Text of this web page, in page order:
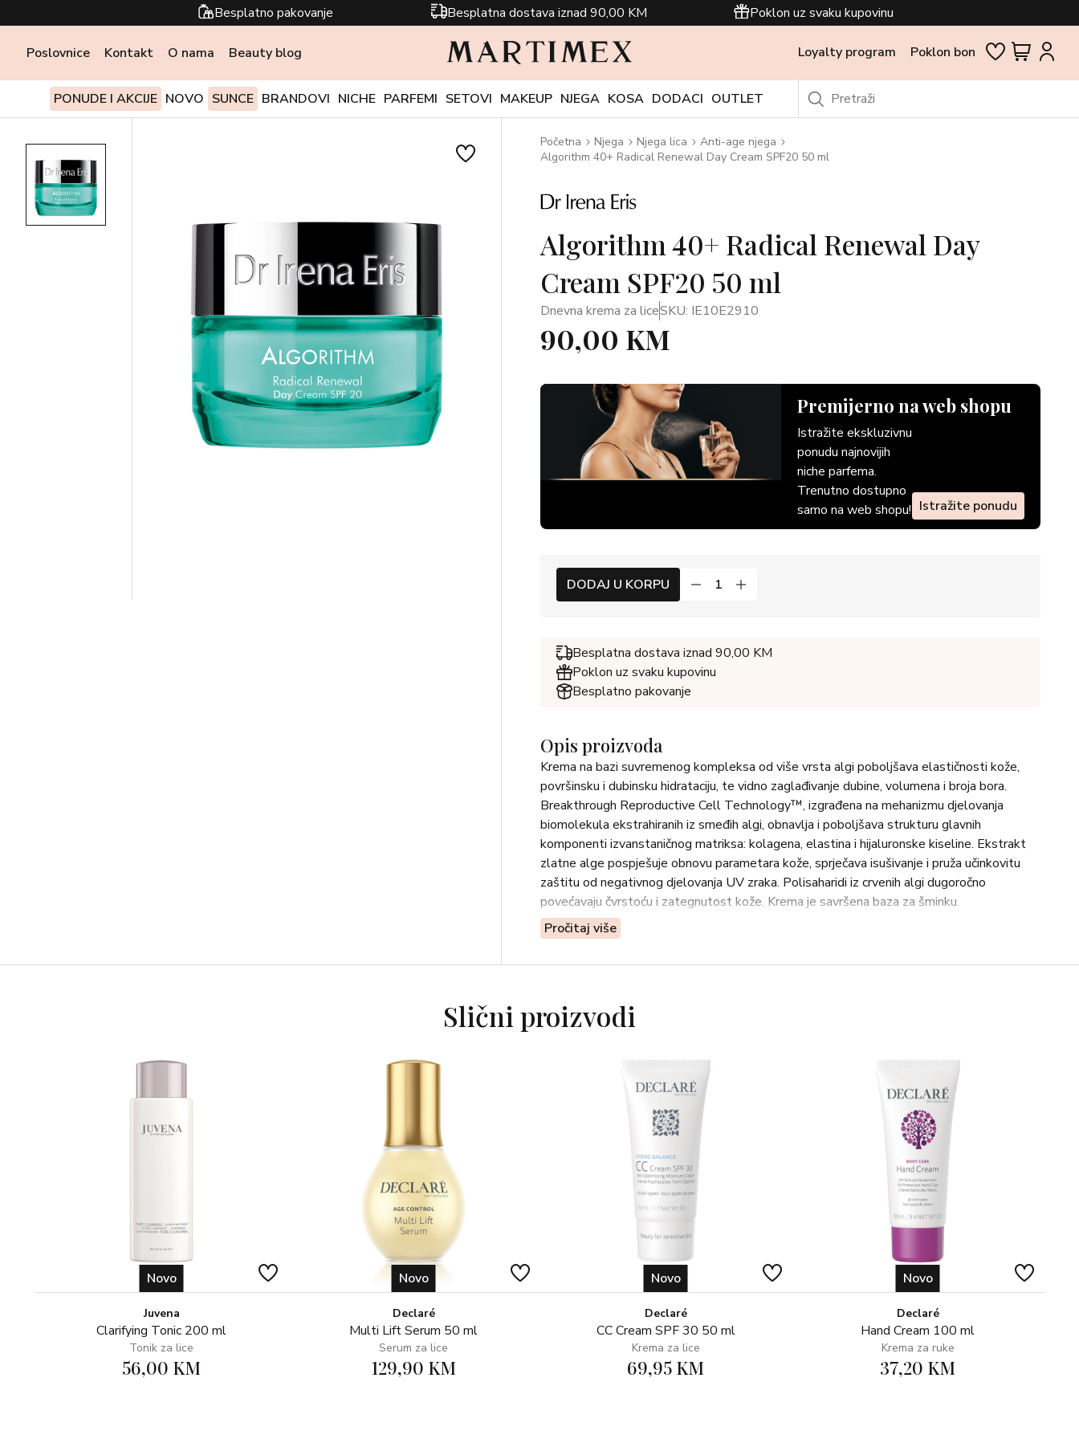
Besplatno pakovanje Besplatna dostava iznad 90,00 KM Poklon uz svaku kupovinu
Poslovnice Kontakt O nama Beauty blog Loyalty program Poklon bon
PONUDE I AKCIJE NOVO SUNCE BRANDOVI NICHE PARFEMI SETOVI MAKEUP NJEGA KOSA DODACI OUTLET
Početna Njega Njega lica
Anti-age njega
Algorithm 40+ Radical Renewal Day Cream SPF20 50 ml
Algorithm 40+ Radical Renewal Day
Cream SPF20 50 ml
Dnevna krema za liceSKU: IE10E2910
90,00 KM
Premijerno na web shopu
Istražite ekskluzivnu
ponudu najnovijih
niche parfema.
Trenutno dostupno
samo na web shopu! Istražite ponudu
DODAJ U KORPU
Besplatna dostava iznad 90,00 KM
Poklon uz svaku kupovinu
Besplatno pakovanje
Opis proizvoda
Krema na bazi suvremenog kompleksa od više vrsta algi poboljšava elastičnosti kože,
površinsku i dubinsku hidrataciju, te vidno zaglađivanje dubine, volumena i broja bora.
Breakthrough Reproductive Cell Technology™, izgrađena na mehanizmu djelovanja
biomolekula ekstrahiranih iz smeđih algi, obnavlja i poboljšava strukturu glavnih
komponenti izvanstaničnog matriksa: kolagena, elastina i hijaluronske kiseline. Ekstrakt
zlatne alge pospješuje obnovu parametara kože, sprječava isušivanje i pruža učinkovitu
zaštitu od negativnog djelovanja UV zraka. Polisaharidi iz crvenih algi dugoročno
povećavaju čvrstoću i zategnutost kože. Krema je savršena baza za šminku.
UPOTREBA:
231212Aqua (Water), Isopropyl Isostearate, Caprylic/Capric Triglyceride, Dicaprylyl
Ether, Diethylhexyl Butamido Triazone, Dicaprylyl Carbonate, Cetyl Alcohol, Dibutyl
Butylene Glycol, Glycerin, Pentylene Glycol, Methylene Bis-Benzotriazolyl
Tetramethylbutylphenol (nano), Dimethicone, Laminaria Ochroleuca Extract, Undaria
Pinnatifida Extract, Porphyridium Cruentum Extract, Hydroxyacetophenone, Tocopherol,
Oryza Sativa (Rice) Bran Oil, Carbomer, Ethylhexyl Triazone, Sodium Carbonate,
Hydroxypropyl Methylcellulose, Decyl Glucoside, Pullulan, Citric Acid, Propylene Glycol,
Xanthan Gum, Parfum (Fragrance), CI 42090 (FD&C Blue No. 1), CI 19140 (FD&C Yellow
Pročitaj više
Slični proizvodi
Novo
Juvena
Clarifying Tonic 200 ml
Tonik za lice
56,00 KM
Novo
Declaré
Multi Lift Serum 50 ml
Serum za lice
129,90 KM
Novo
Declaré
CC Cream SPF 30 50 ml
Krema za lice
69,95 KM
Novo
Declaré
Hand Cream 100 ml
Krema za ruke
37,20 KM